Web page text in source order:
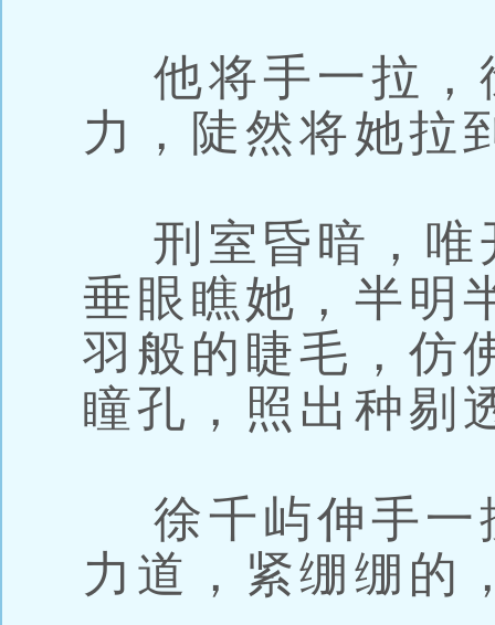
他将手一拉，
力，陡然将她拉
刑室昏暗，唯
垂眼瞧她，半明
羽般的睫毛，仿
瞳孔，照出种剔
徐千屿伸手一
力道，紧绷绷的